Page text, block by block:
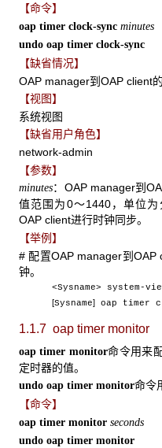
【命令】
oap timer clock-sync minutes
undo oap timer clock-sync
【缺省情况】
OAP manager到OAP client
【视图】
系统视图
【缺省用户角色】
network-admin
【参数】
minutes：OAP manager到
值范围为0～1440，单位
OAP client进行时钟同步。
【举例】
# 配置OAP manager到
钟。
<Sysname> system-
[Sysname] oap timer
1.1.7 oap timer monitor
oap timer monitor命令用来
定时器的值。
undo oap timer monitor命令
【命令】
oap timer monitor seconds
undo oap timer monitor